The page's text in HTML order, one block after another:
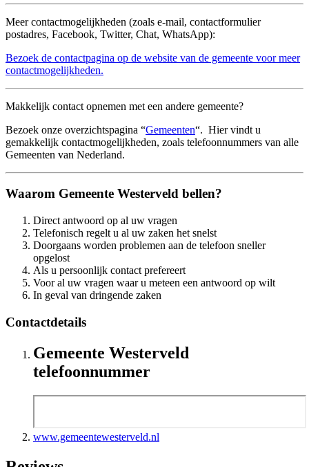
Meer contactmogelijkheden (zoals e-mail, contactformulier
postadres, Facebook, Twitter, Chat, WhatsApp):
Bezoek de contactpagina op de website van de gemeente voor meer
contactmogelijkheden.
Makkelijk contact opnemen met een andere gemeente?
Bezoek onze overzichtspagina “Gemeenten“. Hier vindt u
gemakkelijk contactmogelijkheden, zoals telefoonnummers van alle
Gemeenten van Nederland.
Waarom Gemeente Westerveld bellen?
Direct antwoord op al uw vragen
Telefonisch regelt u al uw zaken het snelst
Doorgaans worden problemen aan de telefoon sneller
opgelost
Als u persoonlijk contact prefereert
Voor al uw vragen waar u meteen een antwoord op wilt
In geval van dringende zaken
Contactdetails
Gemeente Westerveld
telefoonnummer
www.gemeentewesterveld.nl